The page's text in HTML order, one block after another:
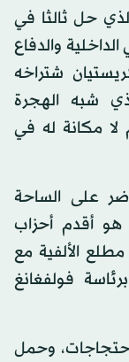
حل ثالثا في
والدفاع
شتراخه
شبه الهجرة
لا مكانة له في
على الساحة
هو أقدم أحزاب
الألفية مع
فولفغانغ
وحمل